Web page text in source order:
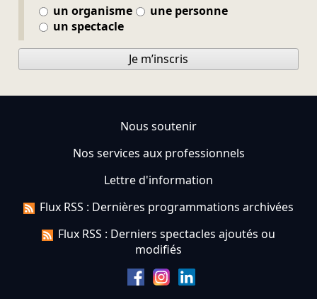
un organisme
une personne
un spectacle
Je m’inscris
Nous soutenir
Nos services aux professionnels
Lettre d'information
Flux RSS : Dernières programmations archivées
Flux RSS : Derniers spectacles ajoutés ou
modifiés